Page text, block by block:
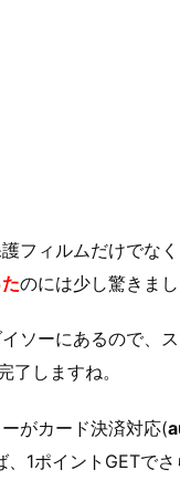
フィルムだけでなく
のには少し驚きまし
ソーにあるので、
了しますね。
がカード決済対応(
1ポイントGETでさ